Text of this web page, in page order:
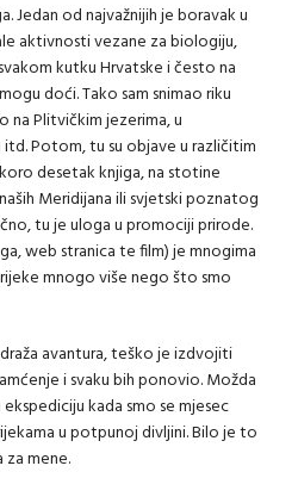
Jedan od najvažnijih je boravak u
aktivnosti vezane za biologiju,
kutku Hrvatske i često na
doći. Tako sam snimao riku
na Plitvičkim jezerima, u
Potom, tu su objave u različitim
desetak knjiga, na stotine
Meridijana ili svjetski poznatog
tu je uloga u promociji prirode.
web stranica te film) je mnogima
mnogo više nego što smo
avantura, teško je izdvojiti
i svaku bih ponovio. Možda
kada smo se mjesec
u potpunoj divljini. Bilo je to
za mene.